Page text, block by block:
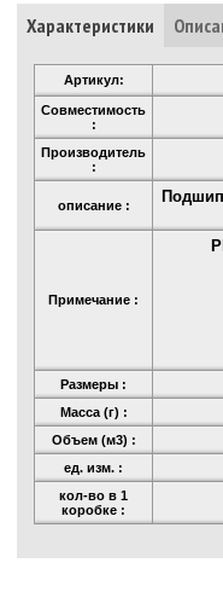
Характеристики
Артикул:
Совместимость
:
Производитель
:
описание :
Примечание :
Размеры :
Масса (г) :
Объем (м3) :
ед. изм. :
кол-во в 1
коробке :